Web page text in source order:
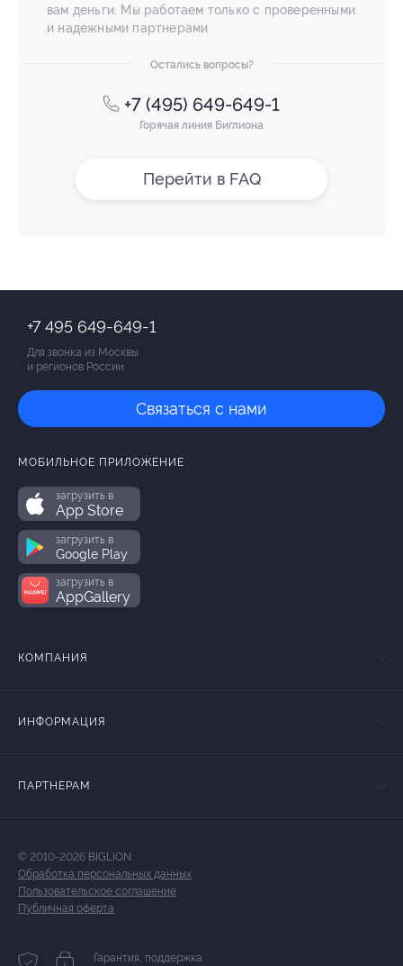
вам деньги. Мы работаем только с проверенными
и надежными партнерами
Остались вопросы?
+7 (495) 649-649-1
Горячая линия Биглиона
Перейти в FAQ
+7 495 649-649-1
Для звонка из Москвы
и регионов России
Связаться с нами
МОБИЛЬНОЕ ПРИЛОЖЕНИЕ
загрузить в
App Store
загрузить в
Google Play
загрузить в
AppGallery
КОМПАНИЯ
ИНФОРМАЦИЯ
ПАРТНЕРАМ
© 2010-2026 BIGLION
Обработка персональных данных
Пользовательское соглашение
Публичная оферта
Гарантия, поддержка